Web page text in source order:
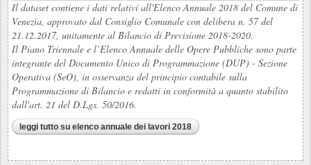
Il dataset contiene i dati relativi all'Elenco Annuale 2018 del Comune di
Venezia, approvato dal Consiglio Comunale con delibera n. 57 del
21.12.2017, unitamente al Bilancio di Previsione 2018-2020.
Il Piano Triennale e l’Elenco Annuale delle Opere Pubbliche sono parte
integrante del Documento Unico di Programmazione (DUP) - Sezione
Operativa (SeO), in osservanza del principio contabile sulla
Programmazione di Bilancio e redatti in conformità a quanto stabilito
dall'art. 21 del D.Lgs. 50/2016.
leggi tutto su elenco annuale dei lavori 2018